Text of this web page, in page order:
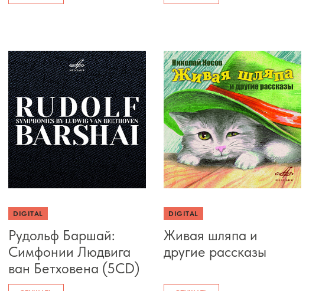
DIGITAL
Рудольф Баршай:
Симфонии Людвига
ван Бетховена (5CD)
DIGITAL
Живая шляпа и
другие рассказы